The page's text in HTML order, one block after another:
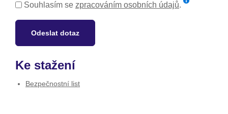
Souhlasím se zpracováním osobních údajů.
Odeslat dotaz
Ke stažení
Bezpečnostní list